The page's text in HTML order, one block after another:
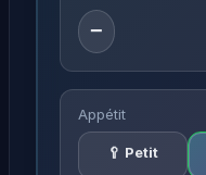
−
Appétit
🥄 Petit